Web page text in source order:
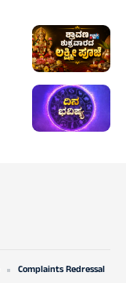
Complaints Redressal